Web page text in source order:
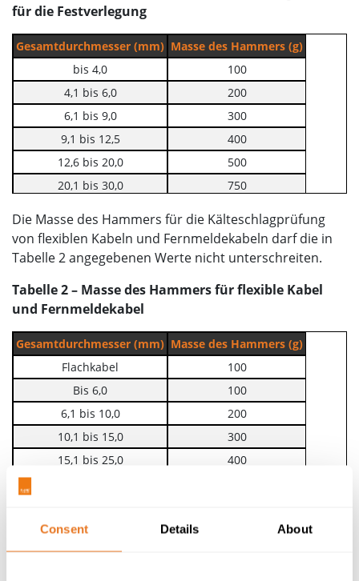
Consent Details About
für die Festverlegung
Gesamtdurchmesser (mm) Masse des Hammers (g)
bis 4,0
100
4,1 bis 6,0
200
6,1 bis 9,0
300
9,1 bis 12,5
400
12,6 bis 20,0
500
20,1 bis 30,0
750
50.1 to 75.0
1250
75,1 und mehr
1500
Die Masse des Hammers für die Kälteschlagprüfung
von flexiblen Kabeln und Fernmeldekabeln darf die in
Tabelle 2 angegebenen Werte nicht unterschreiten.
Tabelle 2 – Masse des Hammers für flexible Kabel
und Fernmeldekabel
Gesamtdurchmesser (mm) Masse des Hammers (g)
Flachkabel
100
Bis 6,0
100
6,1 bis 10,0
200
10,1 bis 15,0
300
15,1 bis 25,0
400
werden nebeneinander in den Kryokühler gelegt, der
auf der in der Norm angegebenen Temperatur